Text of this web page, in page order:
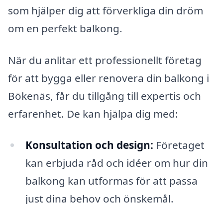
som hjälper dig att förverkliga din dröm
om en perfekt balkong.
När du anlitar ett professionellt företag
för att bygga eller renovera din balkong i
Bökenäs, får du tillgång till expertis och
erfarenhet. De kan hjälpa dig med:
Konsultation och design: Företaget
kan erbjuda råd och idéer om hur din
balkong kan utformas för att passa
just dina behov och önskemål.